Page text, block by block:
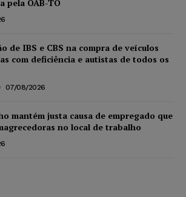
pela OAB-TO
de IBS e CBS na compra de veículos
com deficiência e autistas de todos os
07/08/2026
mantém justa causa de empregado que
no local de trabalho